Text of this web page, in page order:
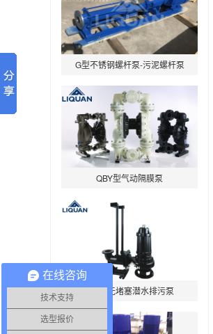
G型不锈钢螺杆泵-污泥螺杆泵
QBY型气动隔膜泵
QW型无堵塞潜水排污泵
在线咨询
技术支持
选型报价